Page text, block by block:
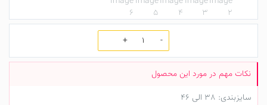
سایزبندی: 38 الی 46